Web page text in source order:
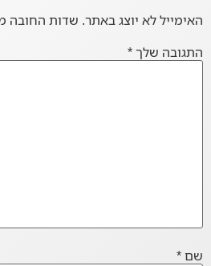
האימייל לא יוצג באתר. שדות החובה
התגובה שלך*
שם*